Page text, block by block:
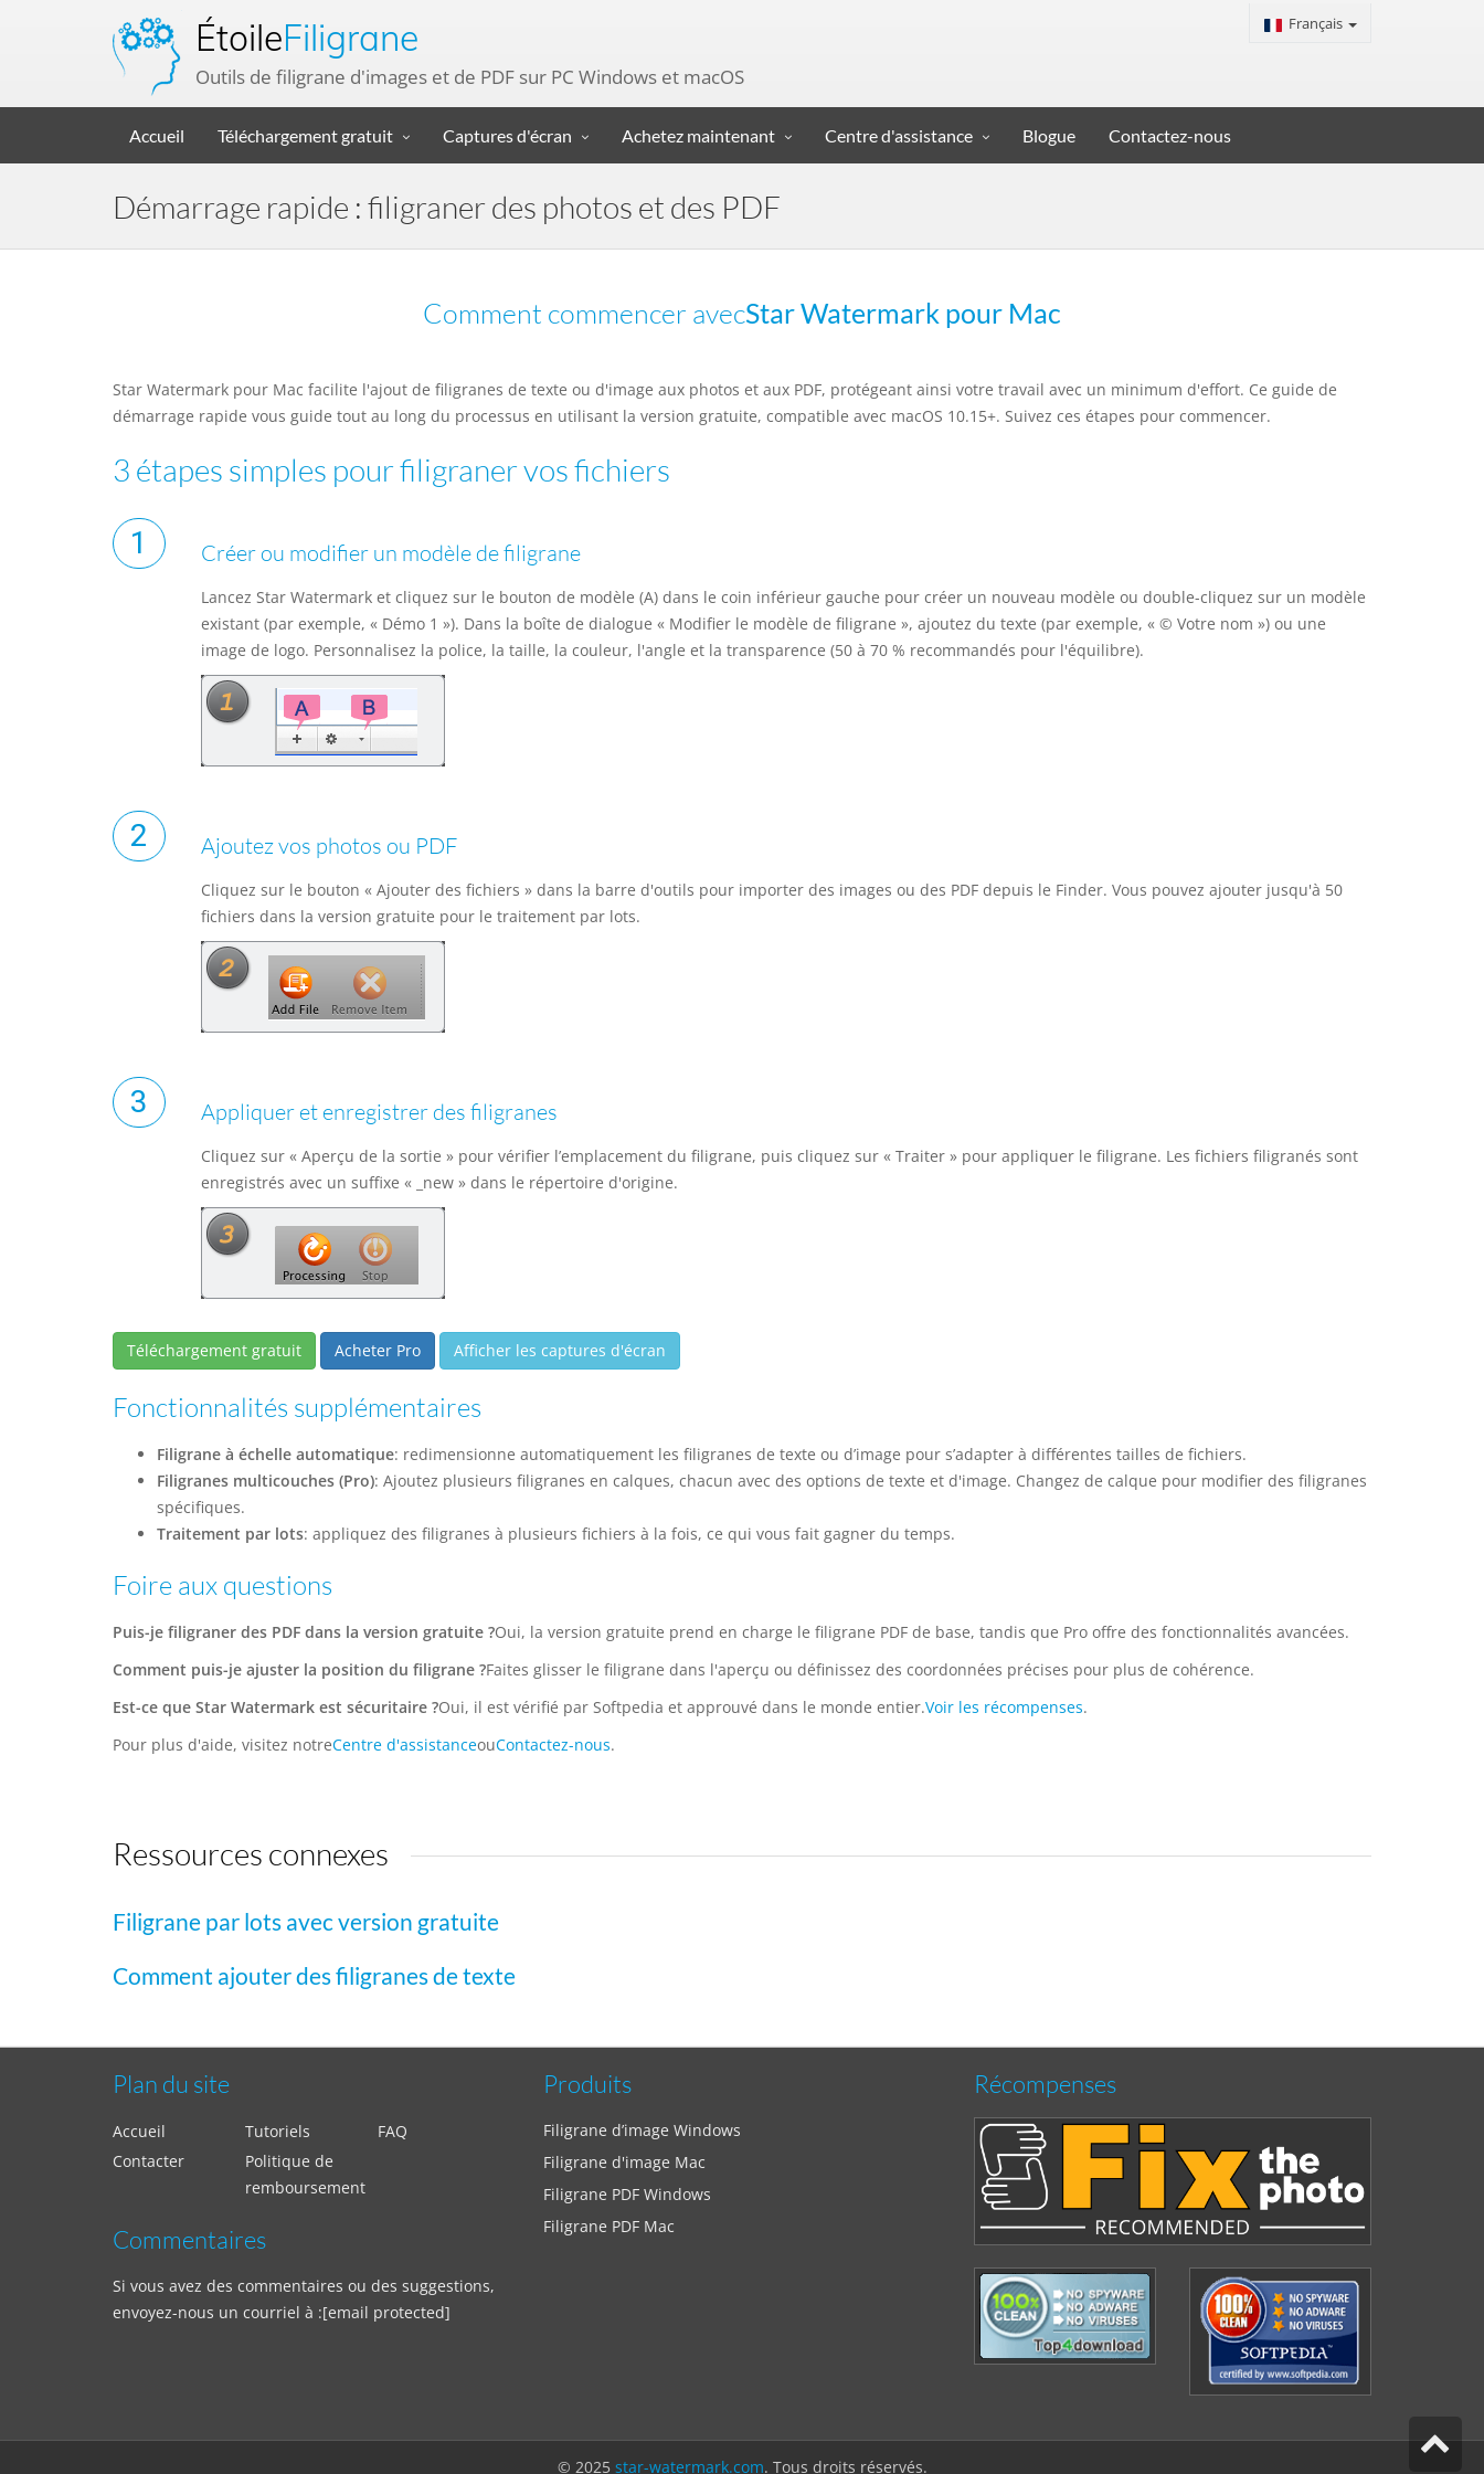
ÉtoileFiligrane
Outils de filigrane d'images et de PDF sur PC Windows et macOS
Français
Accueil Téléchargement gratuit Captures d'écran Achetez maintenant Centre d'assistance Blogue Contactez-nous
Démarrage rapide : filigraner des photos et des PDF
Comment commencer avecStar Watermark pour Mac
Star Watermark pour Mac facilite l'ajout de filigranes de texte ou d'image aux photos et aux PDF, protégeant ainsi votre travail avec un minimum d'effort. Ce guide de
démarrage rapide vous guide tout au long du processus en utilisant la version gratuite, compatible avec macOS 10.15+. Suivez ces étapes pour commencer.
3 étapes simples pour filigraner vos fichiers
Créer ou modifier un modèle de filigrane
Lancez Star Watermark et cliquez sur le bouton de modèle (A) dans le coin inférieur gauche pour créer un nouveau modèle ou double-cliquez sur un modèle
existant (par exemple, « Démo 1 »). Dans la boîte de dialogue « Modifier le modèle de filigrane », ajoutez du texte (par exemple, « © Votre nom ») ou une
image de logo. Personnalisez la police, la taille, la couleur, l'angle et la transparence (50 à 70 % recommandés pour l'équilibre).
Ajoutez vos photos ou PDF
Cliquez sur le bouton « Ajouter des fichiers » dans la barre d'outils pour importer des images ou des PDF depuis le Finder. Vous pouvez ajouter jusqu'à 50
fichiers dans la version gratuite pour le traitement par lots.
Appliquer et enregistrer des filigranes
Cliquez sur « Aperçu de la sortie » pour vérifier l’emplacement du filigrane, puis cliquez sur « Traiter » pour appliquer le filigrane. Les fichiers filigranés sont
enregistrés avec un suffixe « _new » dans le répertoire d'origine.
Téléchargement gratuit Acheter Pro Afficher les captures d'écran
Fonctionnalités supplémentaires
Filigrane à échelle automatique: redimensionne automatiquement les filigranes de texte ou d’image pour s’adapter à différentes tailles de fichiers.
Filigranes multicouches (Pro): Ajoutez plusieurs filigranes en calques, chacun avec des options de texte et d'image. Changez de calque pour modifier des filigranes
spécifiques.
Traitement par lots: appliquez des filigranes à plusieurs fichiers à la fois, ce qui vous fait gagner du temps.
Foire aux questions
Puis-je filigraner des PDF dans la version gratuite ?Oui, la version gratuite prend en charge le filigrane PDF de base, tandis que Pro offre des fonctionnalités avancées.
Comment puis-je ajuster la position du filigrane ?Faites glisser le filigrane dans l'aperçu ou définissez des coordonnées précises pour plus de cohérence.
Est-ce que Star Watermark est sécuritaire ?Oui, il est vérifié par Softpedia et approuvé dans le monde entier.Voir les récompenses.
Pour plus d'aide, visitez notreCentre d'assistanceouContactez-nous.
Ressources connexes
Filigrane par lots avec version gratuite
Comment ajouter des filigranes de texte
Plan du site
Accueil Tutoriels
FAQ
Contacter
Politique de
remboursement
Commentaires
Si vous avez des commentaires ou des suggestions,
envoyez-nous un courriel à :[email protected]
Produits
Filigrane d’image Windows
Filigrane d'image Mac
Filigrane PDF Windows
Filigrane PDF Mac
Récompenses
© 2025 star-watermark.com. Tous droits réservés.